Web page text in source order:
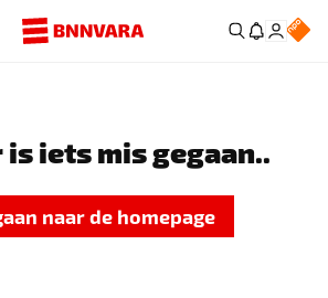
is iets mis gegaan..
naar de homepage